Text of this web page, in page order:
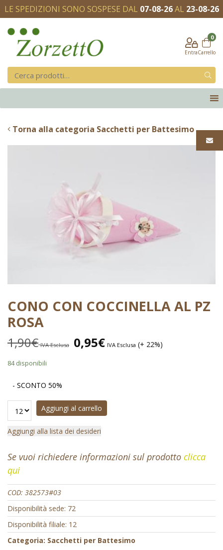
LE SPEDIZIONI SONO SOSPESE DAL 07-08-26AL 23-08-26
Entra
0
Carrello
Torna alla categoria Sacchetti per Battesimo
CONO CON COCCINELLA AL PZ
ROSA
1,90€ IVA Esclusa 0,95€ IVA Esclusa (+ 22%)
84 disponibili
- SCONTO 50%
Aggiungi al carrello
Aggiungi alla lista dei desideri
Se vuoi richiedere informazioni sul prodotto clicca
qui
COD: 382573#03
Disponibilità sede: 72
Disponibilità filiale: 12
Categoria: Sacchetti per Battesimo